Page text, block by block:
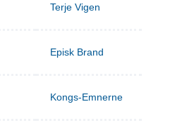
Terje Vigen
Episk Brand
Kongs-Emnerne